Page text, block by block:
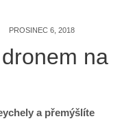
PROSINEC 6, 2018
na
a přemýšlíte